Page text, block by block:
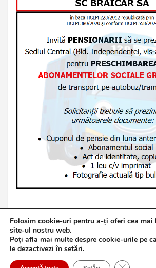
Copyright © 2026Jurnalul de
Politică de confidențialitate
Folosim cookie-uri pentru a-ți oferi cea mai
site-ul nostru web.
Poți afla mai multe despre cookie-urile pe
le dezactivezi în setări.
Close